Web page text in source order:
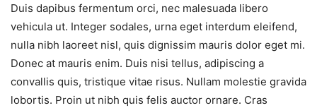
Duis dapibus fermentum orci, nec malesuada libero
vehicula ut. Integer sodales, urna eget interdum eleifend,
nulla nibh laoreet nisl, quis dignissim mauris dolor eget mi.
Donec at mauris enim. Duis nisi tellus, adipiscing a
convallis quis, tristique vitae risus. Nullam molestie gravida
lobortis. Proin ut nibh quis felis auctor ornare. Cras